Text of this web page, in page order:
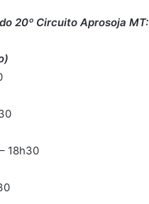
20º Circuito Aprosoja MT:
18h30